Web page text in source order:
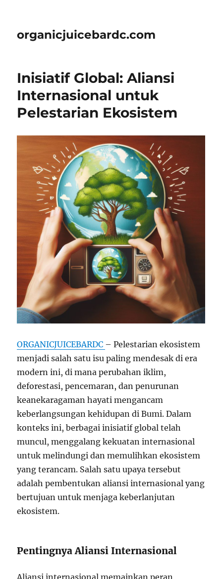
organicjuicebardc.com
Inisiatif Global: Aliansi
Internasional untuk
Pelestarian Ekosistem
ORGANICJUICEBARDC – Pelestarian ekosistem
menjadi salah satu isu paling mendesak di era
modern ini, di mana perubahan iklim,
deforestasi, pencemaran, dan penurunan
keanekaragaman hayati mengancam
keberlangsungan kehidupan di Bumi. Dalam
konteks ini, berbagai inisiatif global telah
muncul, menggalang kekuatan internasional
untuk melindungi dan memulihkan ekosistem
yang terancam. Salah satu upaya tersebut
adalah pembentukan aliansi internasional yang
bertujuan untuk menjaga keberlanjutan
ekosistem.
Pentingnya Aliansi Internasional